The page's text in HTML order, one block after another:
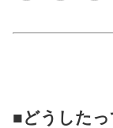
■どうした